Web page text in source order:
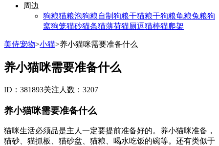
周边
狗粮猫粮泡狗粮自制狗粮干猫粮干狗粮龟粮兔粮狗
窝狗笼猫砂猫条猫薄荷猫厕逗猫棒猫爬架
美侍宠物>小猫>养小猫咪需要准备什么
养小猫咪需要准备什么
ID：381893关注人数：3207
养小猫咪需要准备什么
猫咪生活必须品是主人一定要提前准备好的。养小猫咪准备，
猫砂、猫抓板、猫砂盆、猫粮、喝水吃饭的碗等。还有类似于